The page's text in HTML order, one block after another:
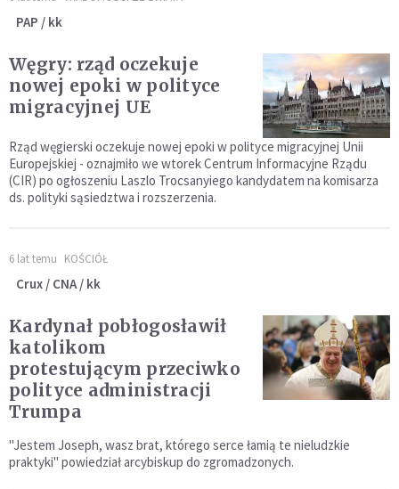
PAP / kk
Węgry: rząd oczekuje
nowej epoki w polityce
migracyjnej UE
Rząd węgierski oczekuje nowej epoki w polityce migracyjnej Unii
Europejskiej - oznajmiło we wtorek Centrum Informacyjne Rządu
(CIR) po ogłoszeniu Laszlo Trocsanyiego kandydatem na komisarza
ds. polityki sąsiedztwa i rozszerzenia.
6 lat temu KOŚCIÓŁ
Crux / CNA / kk
Kardynał pobłogosławił
katolikom
protestującym przeciwko
polityce administracji
Trumpa
"Jestem Joseph, wasz brat, którego serce łamią te nieludzkie
praktyki" powiedział arcybiskup do zgromadzonych.